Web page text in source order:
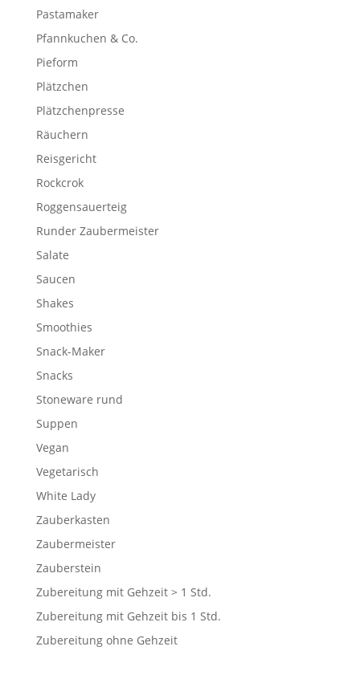
Pastamaker
Pfannkuchen & Co.
Pieform
Plätzchen
Plätzchenpresse
Räuchern
Reisgericht
Rockcrok
Roggensauerteig
Runder Zaubermeister
Salate
Saucen
Shakes
Smoothies
Snack-Maker
Snacks
Stoneware rund
Suppen
Vegan
Vegetarisch
White Lady
Zauberkasten
Zaubermeister
Zauberstein
Zubereitung mit Gehzeit > 1 Std.
Zubereitung mit Gehzeit bis 1 Std.
Zubereitung ohne Gehzeit